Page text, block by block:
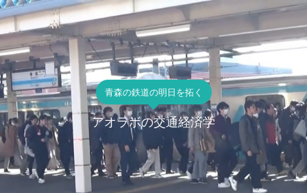
青森の鉄道の明日を拓く
アオラボの交通経済学